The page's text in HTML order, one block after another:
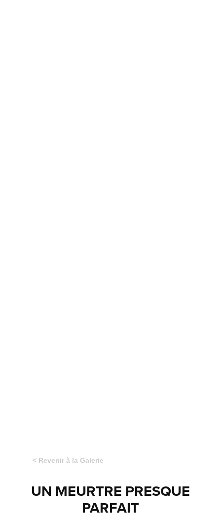
< Revenir à la Galerie
UN MEURTRE PRESQUE
PARFAIT